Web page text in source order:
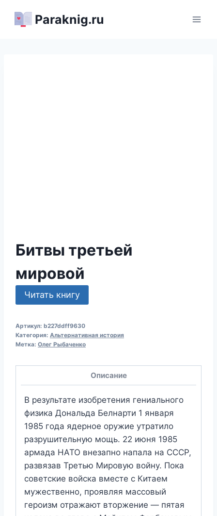
Paraknig.ru
Битвы третьей
мировой
Читать книгу
Артикул: b227ddff9630
Категория: Альтернативная история
Метка: Олег Рыбаченко
Описание
В результате изобретения гениального
физика Дональда Белнарти 1 января
1985 года ядерное оружие утратило
разрушительную мощь. 22 июня 1985
армада НАТО внезапно напала на СССР,
развязав Третью Мировую войну. Пока
советские войска вместе с Китаем
мужественно, проявляя массовый
героизм отражают вторжение — пятая